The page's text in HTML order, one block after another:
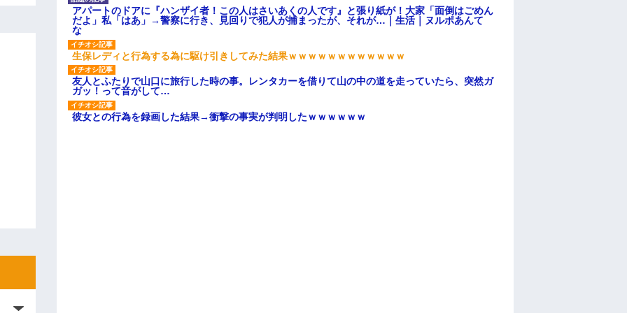
アパートのドアに『ハンザイ者！この人はさいあくの人です』と張り紙が！大家「面倒はごめん
だよ」私「はあ」→警察に行き、見回りで犯人が捕まったが、それが…｜生活｜ヌルポあんて
な
生保レディと行為する為に駆け引きしてみた結果ｗｗｗｗｗｗｗｗｗｗｗｗ
友人とふたりで山口に旅行した時の事。レンタカーを借りて山の中の道を走っていたら、突然ガ
ガッ！って音がして…
彼女との行為を録画した結果→衝撃の事実が判明したｗｗｗｗｗｗ